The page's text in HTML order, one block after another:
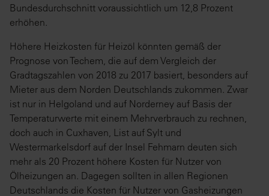
Bundesdurchschnitt voraussichtlich um 12,8 Prozent
erhöhen.
Höhere Heizkosten für Heizöl könnten gemäß der
Prognose von Techem, die auf dem Vergleich der
Gradtagszahlen von 2018 zu 2017 basiert, besonders auf
Mieter aus dem Norden Deutschlands zukommen. Zwar
ist nur in Helgoland und auf Norderney auf Basis der
Temperaturwerte mit einem Mehrverbrauch zu rechnen,
doch auch in Cuxhaven, List auf Sylt und
Westermarkelsdorf auf der Insel Fehmarn deuten sich
mehr als 20 Prozent höhere Kosten für Nutzer von
Ölheizungen an. Dagegen sollten in allen Regionen
Deutschlands die Kosten für Nutzer von Gasheizungen